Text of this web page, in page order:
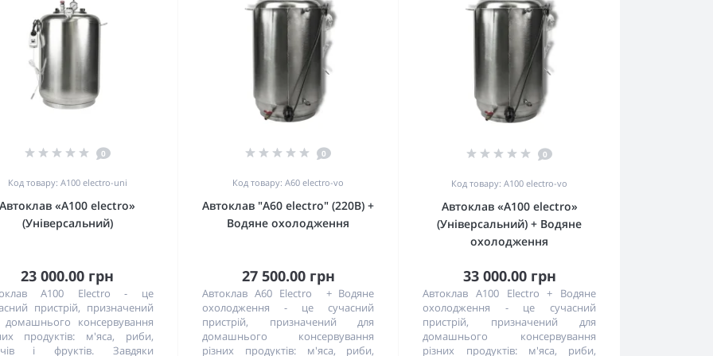
0
Код товару: А100 electro-uni
Автоклав «А100 electro»
(Універсальний)
23 000.00 грн
A100 Electro - це
пристрій, призначений
домашнього консервування
продуктів: м'яса, риби,
і фруктів. Завдяки
0
Код товару: А60 electro-vo
Автоклав "А60 electro" (220В) +
Водяне охолодження
27 500.00 грн
Автоклав A60 Electro + Водяне
охолодження - це сучасний
пристрій, призначений для
домашнього консервування
різних продуктів: м'яса, риби,
0
Код товару: А100 electro-vo
Автоклав «А100 electro»
(Універсальний) + Водяне
охолодження
33 000.00 грн
Автоклав A100 Electro + Водяне
охолодження - це сучасний
пристрій, призначений для
домашнього консервування
різних продуктів: м'яса, риби,